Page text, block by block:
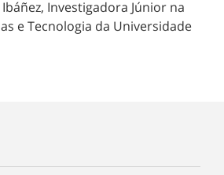
Investigadora Júnior na
e Tecnologia da Universidade